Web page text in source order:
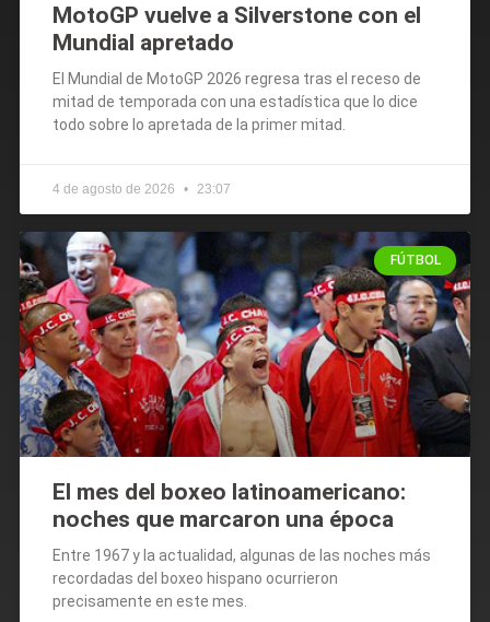
MotoGP vuelve a Silverstone con el
Mundial apretado
El Mundial de MotoGP 2026 regresa tras el receso de
mitad de temporada con una estadística que lo dice
todo sobre lo apretada de la primer mitad.
4 de agosto de 2026 23:07
FÚTBOL
El mes del boxeo latinoamericano:
noches que marcaron una época
Entre 1967 y la actualidad, algunas de las noches más
recordadas del boxeo hispano ocurrieron
precisamente en este mes.